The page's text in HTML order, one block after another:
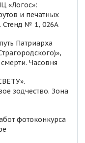
«Логос»:
и печатных
Стенд № 1, 026А
Патриарха
Часовня
зодчество. Зона
фотоконкурса